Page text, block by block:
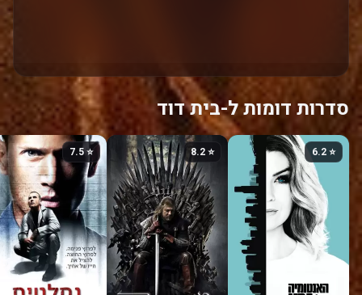
סדרות דומות ל-בית דוד
⭐ 6.2
⭐ 8.2
⭐ 7.5